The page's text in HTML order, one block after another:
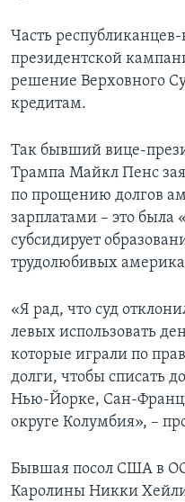
Часть
президентской
решение Верховного
кредитам.
Так бывший вице-
Трампа Майкл Пенс
по прощению долгов
зарплатами – это была
субсидирует
трудолюбивых
«Я рад, что суд
левых использовать
которые играли по
долги, чтобы списать
Нью-Йорке, Сан-
округе Колумбия», –
Бывшая посол США в
Каролины Никки